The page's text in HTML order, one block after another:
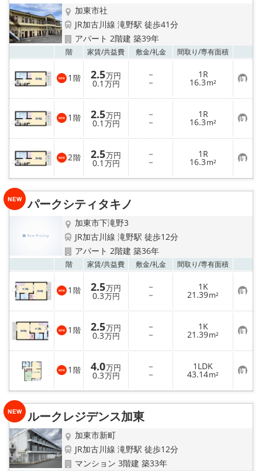
加東市社
JR加古川線 滝野駅 徒歩41分
アパート 2階建 築39年
階 家賃/共益費 敷金/礼金 間取り/専有面積
1 階 2.5万円
0.1 万円
－
－
1R
16.3m² お
気
に
入
り
登
録
1 階 2.5万円
0.1 万円
－
－
1R
16.3m² お
気
に
入
り
登
録
2階 2.5万円
0.1 万円
－
－
1R
16.3m² お
気
に
り
パークシティタキノ
加東市下滝野3
JR加古川線 滝野駅 徒歩12分
アパート 2階建 築36年
階 家賃/共益費 敷金/礼金 間取り/専有面積
1 階 2.5万円
0.3万円
－
－
1K
21.39m² お
気
に
入
り
登
録
1 階 2.5万円
0.3万円
－
－
1K
21.39m² お
気
に
入
り
登
録
1 階 4.0万円
0.3万円
－
－
1LDK
43.14m² お
気
に
り
ルークレジデンス加東
加東市新町
JR加古川線 滝野駅 徒歩12分
マンション 3階建 築33年